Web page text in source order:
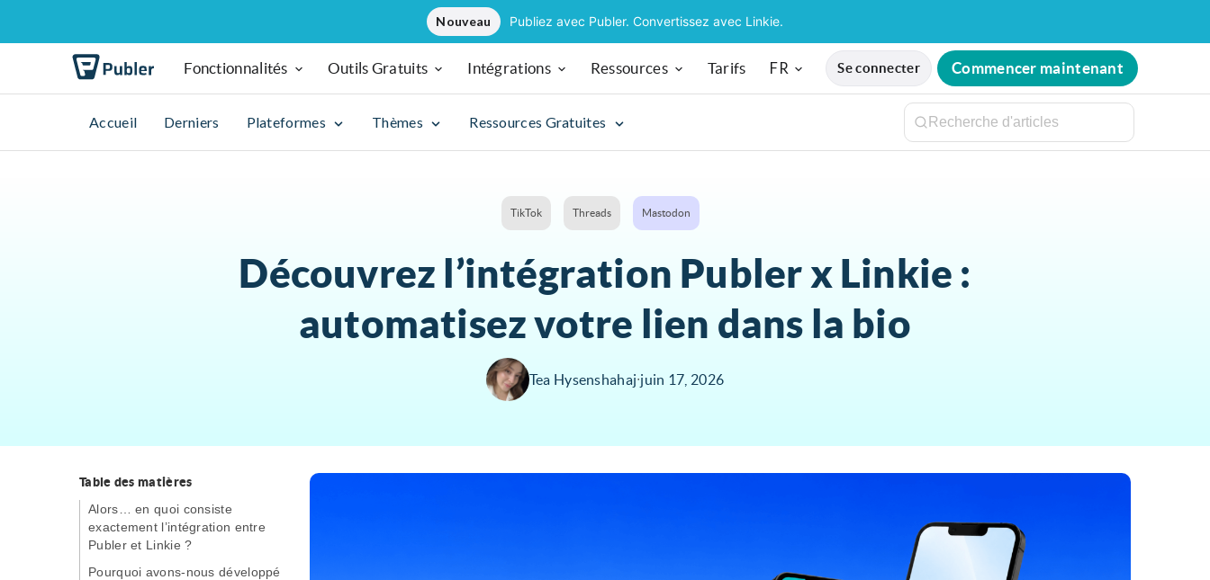
Nouveau Publiez avec Publer. Convertissez avec Linkie.
Fonctionnalités Outils Gratuits Intégrations Ressources Tarifs FR Se connecter Commencer maintenant
Accueil Derniers Plateformes Thèmes Ressources Gratuites
TikTok Threads Mastodon
Découvrez l’intégration Publer x Linkie :
automatisez votre lien dans la bio
Tea Hysenshahaj∙juin 17, 2026
Table des matières
Alors… en quoi consiste
exactement l’intégration entre
Publer et Linkie ?
Pourquoi avons-nous développé